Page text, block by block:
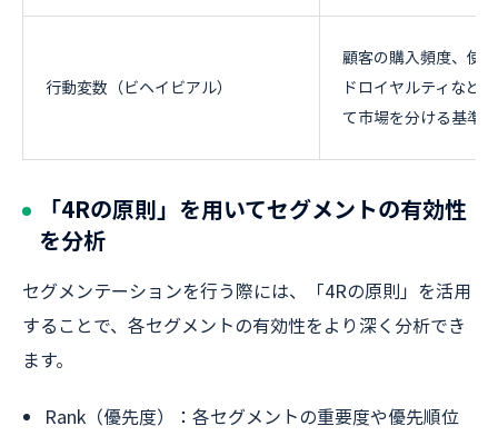
行動変数（ビヘイビアル）
顧客の購入頻度、使
ドロイヤルティなど
て市場を分ける基準。
「4Rの原則」を用いてセグメントの有効性
を分析
セグメンテーションを行う際には、「4Rの原則」を活用
することで、各セグメントの有効性をより深く分析でき
ます。
Rank（優先度）：各セグメントの重要度や優先順位